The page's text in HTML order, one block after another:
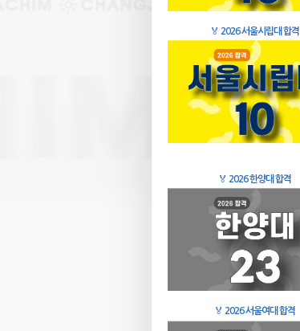
🏅 2026 서울시립대 합격
🏅 2026 한양대 합격
🏅 2026 서울여대 합격